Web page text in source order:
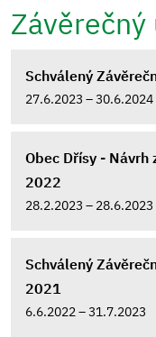
Schválený
27.6.2023 – 30.6.2024
Obec Dřísy - Návrh
2022
28.2.2023 – 28.6.2023
Schválený
2021
6.6.2022 – 31.7.2023